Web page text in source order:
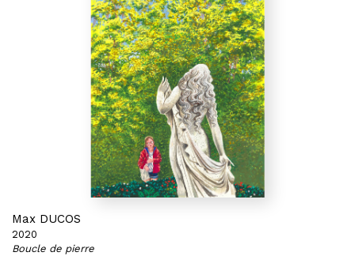
Max DUCOS
2020
Boucle de pierre